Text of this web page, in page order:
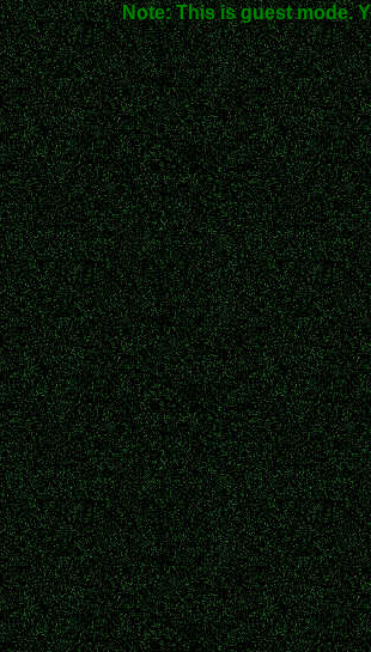
Note: This is guest mode.